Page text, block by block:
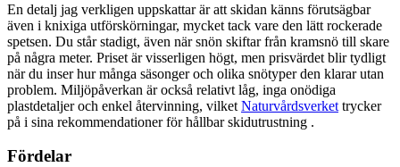
En detalj jag verkligen uppskattar är att skidan känns förutsägbar
även i knixiga utförskörningar, mycket tack vare den lätt rockerade
spetsen. Du står stadigt, även när snön skiftar från kramsnö till skare
på några meter. Priset är visserligen högt, men prisvärdet blir tydligt
när du inser hur många säsonger och olika snötyper den klarar utan
problem. Miljöpåverkan är också relativt låg, inga onödiga
plastdetaljer och enkel återvinning, vilket Naturvårdsverket trycker
på i sina rekommendationer för hållbar skidutrustning .
Fördelar